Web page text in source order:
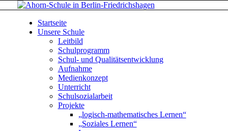
Startseite
Unsere Schule
Leitbild
Schulprogramm
Schul- und Qualitätsentwicklung
Aufnahme
Medienkonzept
Unterricht
Schulsozialarbeit
Projekte
„logisch-mathematisches Lernen“
„Soziales Lernen“